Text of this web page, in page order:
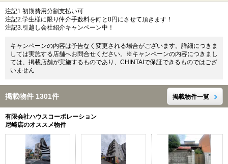
注記1.初期費用分割支払い可
注記2.学生様に限り仲介手数料を何と0円にさせて頂きます！
注記3.引越し会社紹介キャンペーン中！
キャンペーンの内容は予告なく変更される場合がございます。詳細につきま
しては実施する店舗へお問合せください。※キャンペーンの内容につきまし
ては、掲載店舗が実施するものであり、CHINTAIで保証できるものではござ
いません
掲載物件 1301件 掲載物件一覧
有限会社ハウスコーポレーション
尼崎店のオススメ物件